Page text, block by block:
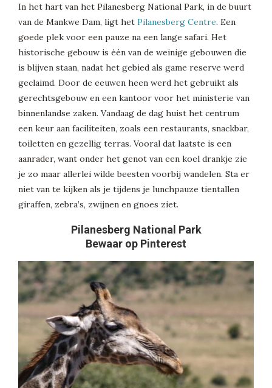
In het hart van het Pilanesberg National Park, in de buurt
van de Mankwe Dam, ligt het Pilanesberg Centre. Een
goede plek voor een pauze na een lange safari. Het
historische gebouw is één van de weinige gebouwen die
is blijven staan, nadat het gebied als game reserve werd
geclaimd. Door de eeuwen heen werd het gebruikt als
gerechtsgebouw en een kantoor voor het ministerie van
binnenlandse zaken. Vandaag de dag huist het centrum
een keur aan faciliteiten, zoals een restaurants, snackbar,
toiletten en gezellig terras. Vooral dat laatste is een
aanrader, want onder het genot van een koel drankje zie
je zo maar allerlei wilde beesten voorbij wandelen. Sta er
niet van te kijken als je tijdens je lunchpauze tientallen
giraffen, zebra’s, zwijnen en gnoes ziet.
Pilanesberg National Park
Bewaar op Pinterest